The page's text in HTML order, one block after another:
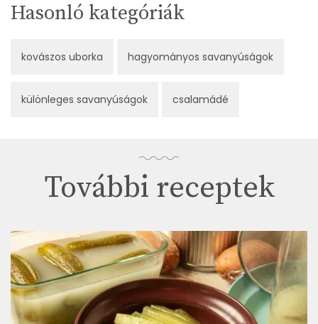
Hasonló kategóriák
kovászos uborka hagyományos savanyúságok
különleges savanyúságok csalamádé
További receptek